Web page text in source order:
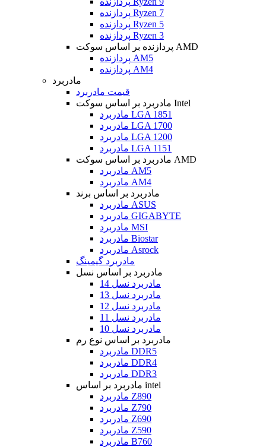
پردازنده Ryzen 7
پردازنده Ryzen 5
پردازنده Ryzen 3
پردازنده بر اساس سوکت AMD
پردازنده AM5
پردازنده AM4
مادربرد
قیمت مادربرد
مادربرد بر اساس سوکت Intel
مادربرد LGA 1851
مادربرد LGA 1700
مادربرد LGA 1200
مادربرد LGA 1151
مادربرد بر اساس سوکت AMD
مادربرد AM5
مادربرد AM4
مادربرد بر اساس برند
مادربرد ASUS
مادربرد GIGABYTE
مادربرد MSI
مادربرد Biostar
مادربرد Asrock
مادربرد گیمینگ
مادربرد بر اساس نسل
مادربرد نسل 14
مادربرد نسل 13
مادربرد نسل 12
مادربرد نسل 11
مادربرد نسل 10
مادربرد بر اساس نوع رم
مادربرد DDR5
مادربرد DDR4
مادربرد DDR3
مادربرد بر اساس intel
مادربرد Z890
مادربرد Z790
مادربرد Z690
مادربرد Z590
مادربرد B760